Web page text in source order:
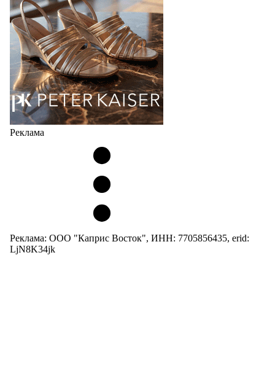
Но в модели Miu Miu Bubble присутствует еще и…
05.08.2026 3343
Реклама
Реклама: ООО "Каприс Восток", ИНН: 7705856435, erid:
LjN8K34jk